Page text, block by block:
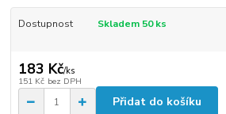
Dostupnost Skladem 50 ks
183 Kč/ks
151 Kč bez DPH
Přidat do košíku